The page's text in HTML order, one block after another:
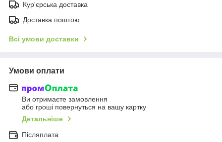
Кур'єрська доставка
Доставка поштою
Всі умови доставки
Умови оплати
Ви отримаєте замовлення
або гроші повернуться на вашу картку
Детальніше
Післяплата